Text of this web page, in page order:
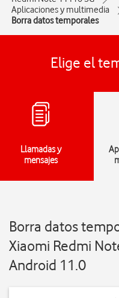
Aplicaciones y multimedia
Borra datos temporales
Elige el
Llamadas y
mensajes
Borra datos
Xiaomi Redmi
Android 11.0